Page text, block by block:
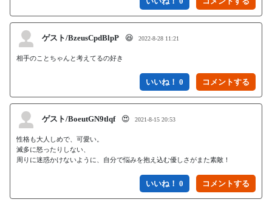
ゲスト/BzeusCpdBlpP 😆 2022-8-28 11:21
いいね！ 0
ゲスト/BoeutGN9tlqf 😍 2021-8-15 20:53
性格も大人しめで、可愛い。
滅多に怒ったりしない、
周りに迷惑かけないように、自分で悩みを抱え込む優しさがまた素敵！
いいね！ 0